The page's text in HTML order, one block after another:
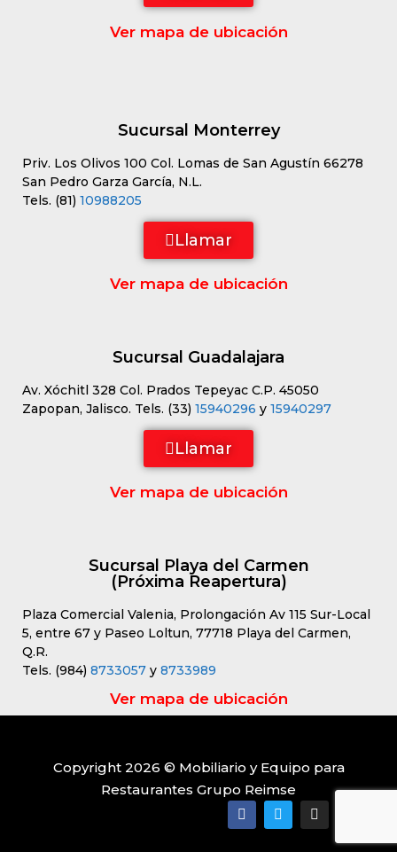
Ver mapa de ubicación
Sucursal Monterrey
Priv. Los Olivos 100 Col. Lomas de San Agustín 66278
San Pedro Garza García, N.L.
Tels. (81) 10988205
Llamar
Ver mapa de ubicación
Sucursal Guadalajara
Av. Xóchitl 328 Col. Prados Tepeyac C.P. 45050
Zapopan, Jalisco. Tels. (33) 15940296 y 15940297
Llamar
Ver mapa de ubicación
Sucursal Playa del Carmen
(Próxima Reapertura)
Plaza Comercial Valenia, Prolongación Av 115 Sur-Local
5, entre 67 y Paseo Loltun, 77718 Playa del Carmen,
Q.R.
Tels. (984) 8733057 y 8733989
Ver mapa de ubicación
Copyright 2026 © Mobiliario y Equipo para
Restaurantes Grupo Reimse